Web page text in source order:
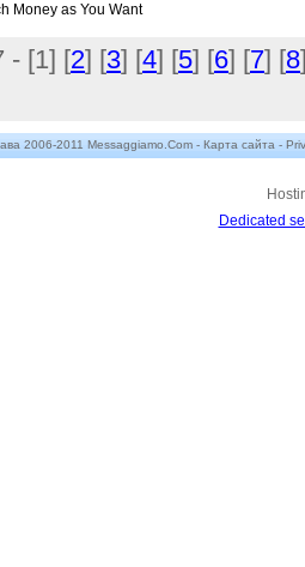
Money as You Want
- [1] [2] [3] [4] [5] [6] [7] [8
2006-2011 Messaggiamo.Com - Карта сайта -
Dedicated